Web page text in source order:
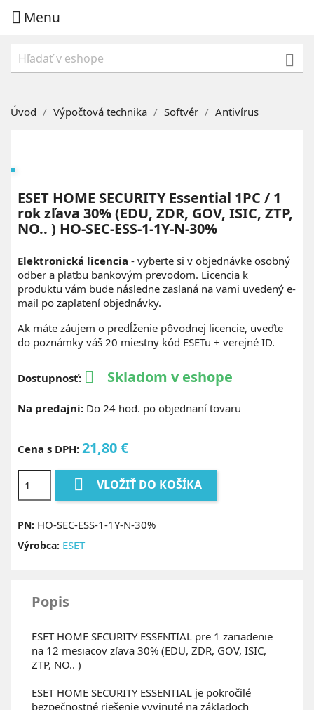
 Menu

Úvod Výpočtová technika Softvér Antivírus
ESET HOME SECURITY Essential 1PC / 1
rok zľava 30% (EDU, ZDR, GOV, ISIC, ZTP,
NO.. ) HO-SEC-ESS-1-1Y-N-30%
Elektronická licencia - vyberte si v objednávke osobný
odber a platbu bankovým prevodom. Licencia k
produktu vám bude následne zaslaná na vami uvedený e-
mail po zaplatení objednávky.
Ak máte záujem o predĺženie pôvodnej licencie, uveďte
do poznámky váš 20 miestny kód ESETu + verejné ID.
Dostupnosť:  Skladom v eshope
Na predajni: Do 24 hod. po objednaní tovaru
Cena s DPH: 21,80 €
 VLOŽIŤ DO KOŠÍKA
PN: HO-SEC-ESS-1-1Y-N-30%
Výrobca: ESET
Popis
ESET HOME SECURITY ESSENTIAL pre 1 zariadenie
na 12 mesiacov zľava 30% (EDU, ZDR, GOV, ISIC,
ZTP, NO.. )
ESET HOME SECURITY ESSENTIAL je pokročilé
bezpečnostné riešenie vyvinuté na základoch